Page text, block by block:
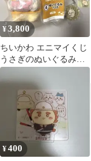
¥3,800
ちいかわ エニマイくじ
うさぎのぬいぐるみと
ラメアクリルキーホル
ダーのうさぎセット
¥400